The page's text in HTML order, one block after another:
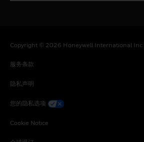
Copyright © 2026 Honeywell International Inc
服务条款
隐私声明
您的隐私选项
Cookie Notice